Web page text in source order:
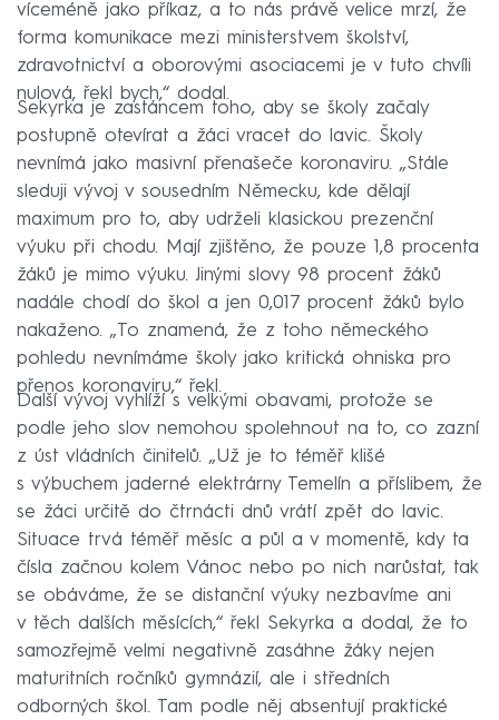
víceméně jako příkaz, a to nás právě velice mrzí, že
forma komunikace mezi ministerstvem školství,
zdravotnictví a oborovými asociacemi je v tuto chvíli
nulová, řekl bych,“ dodal.
Sekyrka je zastáncem toho, aby se školy začaly
postupně otevírat a žáci vracet do lavic. Školy
nevnímá jako masivní přenašeče koronaviru. „Stále
sleduji vývoj v sousedním Německu, kde dělají
maximum pro to, aby udrželi klasickou prezenční
výuku při chodu. Mají zjištěno, že pouze 1,8 procenta
žáků je mimo výuku. Jinými slovy 98 procent žáků
nadále chodí do škol a jen 0,017 procent žáků bylo
nakaženo. „To znamená, že z toho německého
pohledu nevnímáme školy jako kritická ohniska pro
přenos koronaviru,“ řekl.
Další vývoj vyhlíží s velkými obavami, protože se
podle jeho slov nemohou spolehnout na to, co zazní
z úst vládních činitelů. „Už je to téměř klišé
s výbuchem jaderné elektrárny Temelín a příslibem, že
se žáci určitě do čtrnácti dnů vrátí zpět do lavic.
Situace trvá téměř měsíc a půl a v momentě, kdy ta
čísla začnou kolem Vánoc nebo po nich narůstat, tak
se obáváme, že se distanční výuky nezbavíme ani
v těch dalších měsících,“ řekl Sekyrka a dodal, že to
samozřejmě velmi negativně zasáhne žáky nejen
maturitních ročníků gymnázií, ale i středních
odborných škol. Tam podle něj absentují praktické